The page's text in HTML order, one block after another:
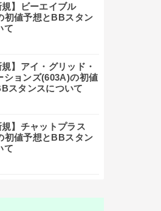
規】ビーエイブル
初値予想とBBスタン
て
規】アイ・グリッド・
ションズ(603A)の初値
スタンスについて
規】チャットプラス
初値予想とBBスタン
て